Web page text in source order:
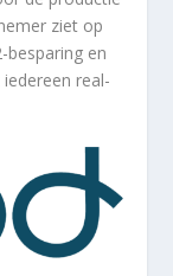
ziet op
besparing en
real-